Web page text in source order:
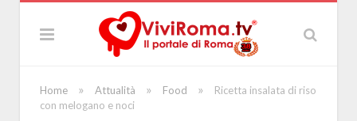
Home » Attualità » Food »
Ricetta insalata di riso
con melogano e noci